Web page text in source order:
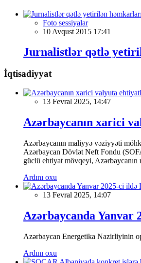
Foto sessiyalar
10 Avqust 2015 17:41
Jurnalistlər qətlə
İqtisadiyyat
13 Fevral 2025, 14:47
Azərbaycanın xarici
Azərbaycanın maliyyə vəziyyəti
Azərbaycan Dövlət Neft Fondu
güclü ehtiyat mövqeyi,
Ardını oxu
13 Fevral 2025, 14:07
Azərbaycanda Yanvar
Azərbaycan Energetika Nazirliyinin
Ardını oxu